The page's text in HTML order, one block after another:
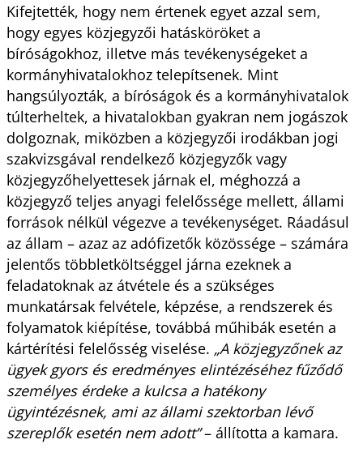
Kifejtették, hogy nem értenek egyet azzal sem,
hogy egyes közjegyzői hatásköröket a
bíróságokhoz, illetve más tevékenységeket a
kormányhivatalokhoz telepítsenek. Mint
hangsúlyozták, a bíróságok és a kormányhivatalok
túlterheltek, a hivatalokban gyakran nem jogászok
dolgoznak, miközben a közjegyzői irodákban jogi
szakvizsgával rendelkező közjegyzők vagy
közjegyzőhelyettesek járnak el, méghozzá a
közjegyző teljes anyagi felelőssége mellett, állami
források nélkül végezve a tevékenységet. Ráadásul
az állam – azaz az adófizetők közössége – számára
jelentős többletköltséggel járna ezeknek a
feladatoknak az átvétele és a szükséges
munkatársak felvétele, képzése, a rendszerek és
folyamatok kiépítése, továbbá műhibák esetén a
kártérítési felelősség viselése. „A közjegyzőnek az
ügyek gyors és eredményes elintézéséhez fűződő
személyes érdeke a kulcsa a hatékony
ügyintézésnek, ami az állami szektorban lévő
szereplők esetén nem adott”– állította a kamara.